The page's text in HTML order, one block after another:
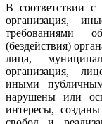
В соответствии
организация,
требованиями
(бездействия)
лица,
организация,
иными
нарушены или
интересы,